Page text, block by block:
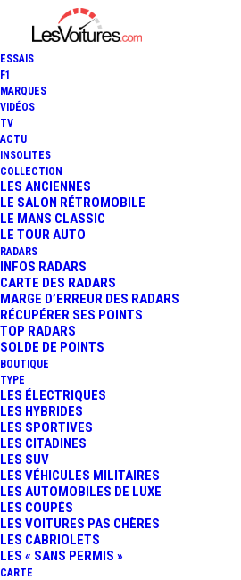
ESSAIS
F1
MARQUES
VIDÉOS
TV
ACTU
INSOLITES
COLLECTION
LES ANCIENNES
LE SALON RÉTROMOBILE
LE MANS CLASSIC
LE TOUR AUTO
RADARS
INFOS RADARS
CARTE DES RADARS
MARGE D’ERREUR DES RADARS
RÉCUPÉRER SES POINTS
TOP RADARS
SOLDE DE POINTS
BOUTIQUE
TYPE
LES ÉLECTRIQUES
LES HYBRIDES
LES SPORTIVES
LES CITADINES
LES SUV
LES VÉHICULES MILITAIRES
LES AUTOMOBILES DE LUXE
LES COUPÉS
LES VOITURES PAS CHÈRES
LES CABRIOLETS
LES « SANS PERMIS »
CARTE
jaunay marigny
CetteAire de covoiturage
de Brissac
département de
pratique et accessible pour faciliter
partagés. Positionnée
proximité de
Brissacqui la rend idéale pour les
les longues distances.
Avec ses 15 places de
Marigny-Brizay Communale
aménagée pour accueillir les
bonnes conditions. Que vous soyez
passager, vous apprécierez